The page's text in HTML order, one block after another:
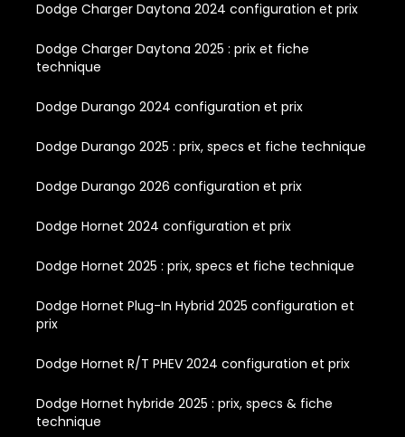
Dodge Charger Daytona 2024 configuration et prix
Dodge Charger Daytona 2025 : prix et fiche
technique
Dodge Durango 2024 configuration et prix
Dodge Durango 2025 : prix, specs et fiche technique
Dodge Durango 2026 configuration et prix
Dodge Hornet 2024 configuration et prix
Dodge Hornet 2025 : prix, specs et fiche technique
Dodge Hornet Plug-In Hybrid 2025 configuration et
prix
Dodge Hornet R/T PHEV 2024 configuration et prix
Dodge Hornet hybride 2025 : prix, specs & fiche
technique